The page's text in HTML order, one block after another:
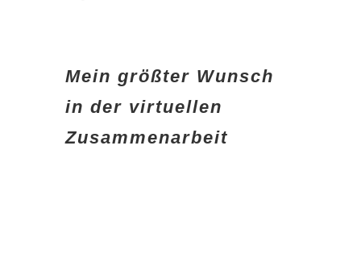
Mein größter Wunsch
in der virtuellen
Zusammenarbeit